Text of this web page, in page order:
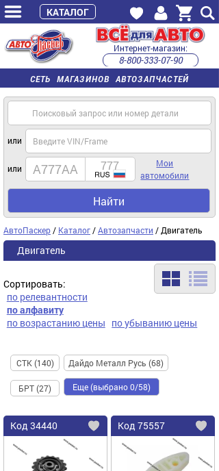
СЕТЬ МАГАЗИНОВ АВТОЗАПЧАСТЕЙ
Интернет-магазин:
8-800-333-07-90
часы работы с 9:00 до 22:00 (пн-пт)
или
или
Мои
автомобили
Найти
АвтоПаскер / Каталог /Автозапчасти / Двигатель
Двигатель
Сортировать:
по релевантности
по алфавиту
по возрастанию цены по убыванию цены
СТК (140) Дайдо Металл Русь (68)
БРТ (27) Еще (выбрано 0/58)
Код 34440
Добавить
избранное
Код 75557
КАТАЛОГ